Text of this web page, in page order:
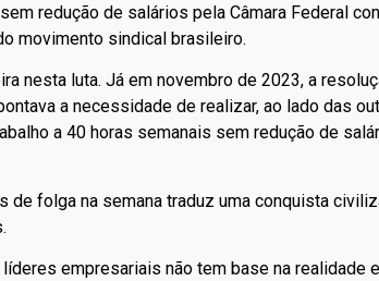
redução de salários pela Câmara Federal
movimento sindical brasileiro.
nesta luta. Já em novembro de 2023, a
a necessidade de realizar, ao lado das
a 40 horas semanais sem redução de
de folga na semana traduz uma conquista
empresariais não tem base na realidade